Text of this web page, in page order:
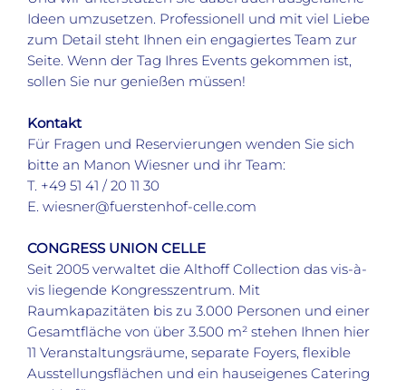
Ideen umzusetzen. Professionell und mit viel Liebe
zum Detail steht Ihnen ein engagiertes Team zur
Seite. Wenn der Tag Ihres Events gekommen ist,
sollen Sie nur genießen müssen!
Kontakt
Für Fragen und Reservierungen wenden Sie sich
bitte an Manon Wiesner und ihr Team:
T. +49 51 41 / 20 11 30
E. wiesner@fuerstenhof-celle.com
CONGRESS UNION CELLE
Seit 2005 verwaltet die Althoff Collection das vis-à-
vis liegende Kongresszentrum. Mit
Raumkapazitäten bis zu 3.000 Personen und einer
Gesamtfläche von über 3.500 m² stehen Ihnen hier
11 Veranstaltungsräume, separate Foyers, flexible
Ausstellungsflächen und ein hauseigenes Catering